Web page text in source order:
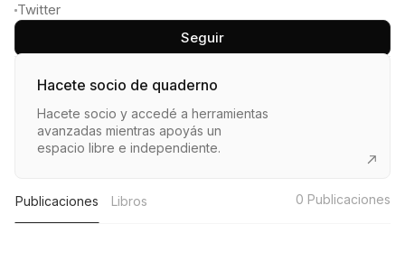
Twitter
Seguir
Hacete socio de quaderno
Hacete socio y accedé a herramientas
avanzadas mientras apoyás un
espacio libre e independiente.
Publicaciones Libros 0 Publicaciones